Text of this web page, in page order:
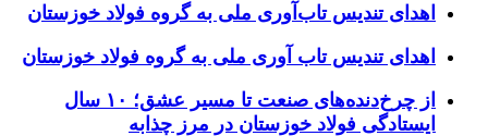
اهدای تندیس تاب‌آوری ملی به گروه فولاد خوزستان
اهدای تندیس تاب آوری ملی به گروه فولاد خوزستان
از چرخ‌دنده‌های صنعت تا مسیر عشق؛ ۱۰ سال
ایستادگی فولاد خوزستان در مرز چذابه